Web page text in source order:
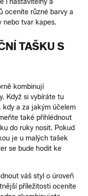
i nastavitelný a
oceníte různé barvy a
nebo tvar kapes.
TAŠKU S
kombinují
Když si vybíráte tu
a za jakým účelem
také přihlédnout
do ruky nosit. Pokud
je u malých tašek
se bude hodit ke
váš styl o úroveň
příležitosti oceníte